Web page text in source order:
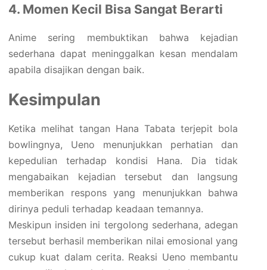
4. Momen Kecil Bisa Sangat Berarti
Anime sering membuktikan bahwa kejadian
sederhana dapat meninggalkan kesan mendalam
apabila disajikan dengan baik.
Kesimpulan
Ketika melihat tangan Hana Tabata terjepit bola
bowlingnya, Ueno menunjukkan perhatian dan
kepedulian terhadap kondisi Hana. Dia tidak
mengabaikan kejadian tersebut dan langsung
memberikan respons yang menunjukkan bahwa
dirinya peduli terhadap keadaan temannya.
Meskipun insiden ini tergolong sederhana, adegan
tersebut berhasil memberikan nilai emosional yang
cukup kuat dalam cerita. Reaksi Ueno membantu